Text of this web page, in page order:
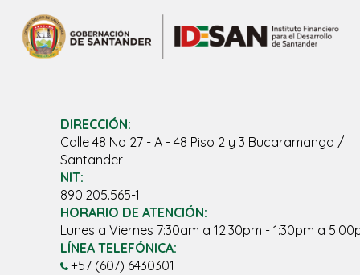
DIRECCIÓN:
Calle 48 No 27 - A - 48 Piso 2 y 3 Bucaramanga /
Santander
NIT:
890.205.565-1
HORARIO DE ATENCIÓN:
Lunes a Viernes 7:30am a 12:30pm - 1:30pm a
LÍNEA TELEFÓNICA:
+57 (607) 6430301